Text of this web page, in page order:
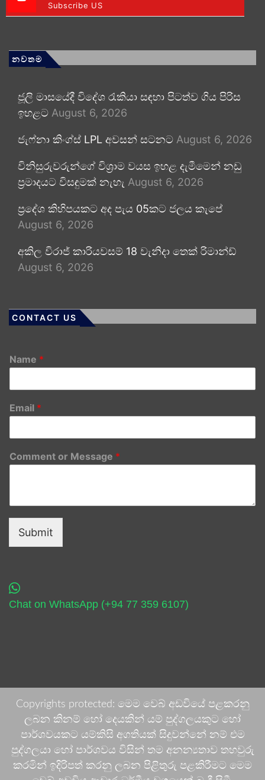
Subscribe US
නවතම
ජූලි මාසයේදී විදේශ රැකියා සඳහා පිටත්ව ගිය පිරිස
ඉහළට August 6, 2026
ජැෆ්නා කිංග්ස් LPL අවසන් සටනට August 6, 2026
විනිසුරුවරුන්ගේ විශ්‍රාම වයස ඉහළ දැමීමෙන් නඩු
ප්‍රමාදයට විසඳුමක් නැහැ August 6, 2026
ප්‍රදේශ කිහිපයකට අද පැය 05කට ජලය කැපේ
August 6, 2026
අකිල විරාජ් කාරියවසම් 18 වැනිදා තෙක් රිමාන්ඩ්
August 6, 2026
CONTACT US
Name *
Email *
Comment or Message *
Submit
Chat on WhatsApp (+94 77 359 6107)
Copyrights protected: මෙම වෙබ් අඩවියේ පළකරනු
ලබන කිනම් හෝ දෙයකින් යම් පුද්ගලයකුට හෝ
පාර්ශවයකට යම්කිසි අගතියක් සිදුවන්නේ නම් එම
පුද්ගලයා හෝ පාර්ශවය විසින් තම අනන්‍යතාව තහවුරු
කරමින් ඉදිරිපත් කරනු ලබන පිළිතුරු පළකිරීමට මෙම